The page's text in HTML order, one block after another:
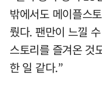
밖에서도 메이플스
뤘다. 팬만이 느낄
스토리를 즐겨온 것
한 일 같다.”